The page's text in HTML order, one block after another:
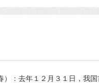
去年１２月３１日，我